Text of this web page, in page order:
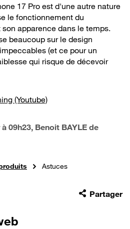
17 Pro est d'une autre nature
le fonctionnement du
apparence dans le temps.
beaucoup sur le design
(et ce pour un
qui risque de décevoir
(Youtube)
09h23, Benoit BAYLE de
Astuces
Partager